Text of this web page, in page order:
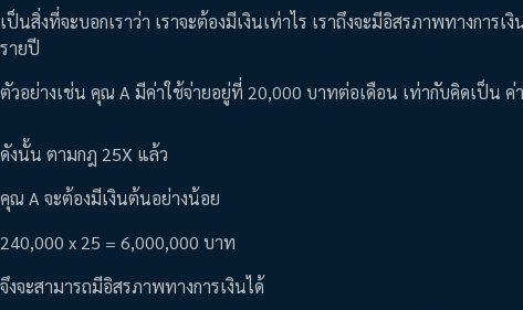
เป็นสิ่งที่จะบอกเราว่า เราจะต้องมีเงินเท่าไร เราถึงจะมีอิสรภาพทางการ
รายปี
ตัวอย่างเช่น คุณ A มีค่าใช้จ่ายอยู่ที่ 20,000 บาทต่อเดือน เท่ากับคิดเป็น
ดังนั้น ตามกฎ 25X แล้ว
คุณ A จะต้องมีเงินต้นอย่างน้อย
240,000 x 25 = 6,000,000 บาท
จึงจะสามารถมีอิสรภาพทางการเงินได้